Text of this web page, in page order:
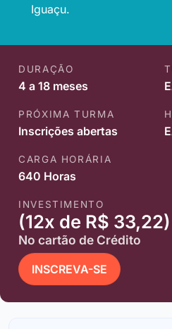
Iguaçu.
DURAÇÃO
4 a 18 meses
PRÓXIMA TURMA
Inscrições abertas
CARGA HORÁRIA
640 Horas
INVESTIMENTO
(12x de R$ 33,22)
No cartão de Crédito
INSCREVA-SE